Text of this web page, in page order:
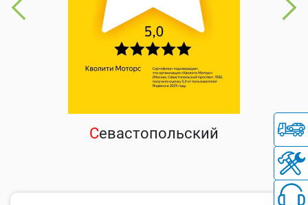
Севастопольский